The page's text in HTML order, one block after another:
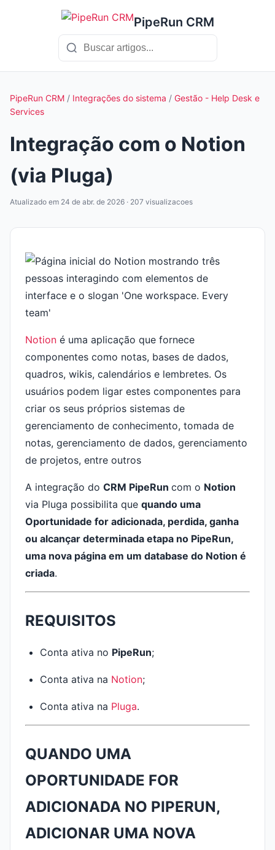
PipeRun CRM
PipeRun CRM / Integrações do sistema / Gestão - Help Desk e
Services
Integração com o Notion
(via Pluga)
Atualizado em 24 de abr. de 2026 · 207 visualizacoes
Notion é uma aplicação que fornece
componentes como notas, bases de dados,
quadros, wikis, calendários e lembretes. Os
usuários podem ligar estes componentes para
criar os seus próprios sistemas de
gerenciamento de conhecimento, tomada de
notas, gerenciamento de dados, gerenciamento
de projetos, entre outros
A integração do CRM PipeRun com o Notion
via Pluga possibilita que quando uma
Oportunidade for adicionada, perdida, ganha
ou alcançar determinada etapa no PipeRun,
uma nova página em um database do Notion é
criada.
REQUISITOS
Conta ativa no PipeRun;
Conta ativa na Notion;
Conta ativa na Pluga.
QUANDO UMA
OPORTUNIDADE FOR
ADICIONADA NO PIPERUN,
ADICIONAR UMA NOVA